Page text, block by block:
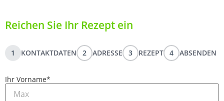
Reichen Sie Ihr Rezept ein
1 KONTAKTDATEN 2 ADRESSE 3 REZEPT 4 ABSENDEN
Ihr Vorname*